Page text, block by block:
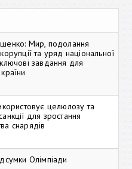
Мир, подолання
та уряд національної
завдання для
целюлозу та
для зростання
снарядів
Олімпіади